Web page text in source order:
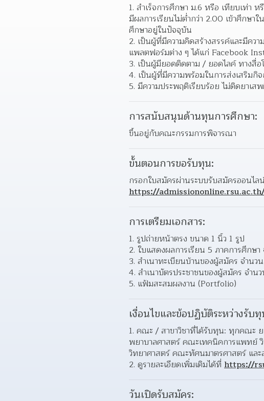
1. สำเร็จการศึกษา ม.6 หรือ เทียบเท่า
มีผลการเรียนไม่ต่ำกว่า 2.00 เข้าศึกษ
ศึกษาอยู่ในปัจจุบัน
2. เป็นผู้ที่มีความคิดสร้างสรรค์และมีค
แพลตฟอร์มต่าง ๆ ได้แก่ Facebook
3. เป็นผู้มียอดติดตาม / ยอดไลค์ ทางสื่
4. เป็นผู้ที่มีความพร้อมในการส่งเสริมกิ
5. มีความประพฤติเรียบร้อย ไม่ติดยาเ
การสนับสนุนด้านทุนการศึกษา:
ขึ้นอยู่กับคณะกรรมการพิจารณา
ขั้นตอนการขอรับทุน:
https://admissiononline.rsu.ac.th/
การเตรียมเอกสาร:
1. รูปถ่ายหน้าตรง ขนาด 1 นิ้ว 1 รูป
2. ใบแสดงผลการเรียน 5 ภาคการศึกษ
3. สำเนาทะเบียนบ้านของผู้สมัคร จำนว
4. สำเนาบัตรประชาชนของผู้สมัคร จำน
5. แฟ้มสะสมผลงาน (Portfolio)
เงื่อนไขและข้อปฏิบัติระหว่างรับ
1. คณะ / สาขาวิชาที่ได้รับทุน: ทุกคณะ
พยาบาลศาสตร์ คณะเทคนิคการแพทย์
วิทยาศาสตร์ คณะทัศนมาตรศาสตร์ และ
2. ดูรายละเอียดเพิ่มเติมได้ที่ https://
วันเปิดรับสมัคร: